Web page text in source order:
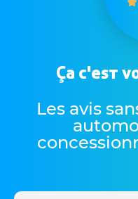
Ça c'est
Les avis